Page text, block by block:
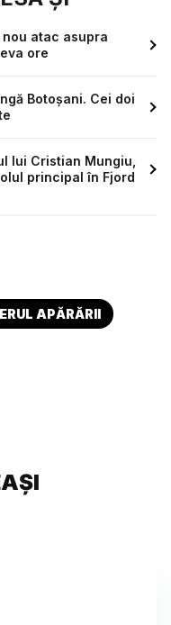
nou atac asupra
ore
Botoșani. Cei doi
lui Cristian Mungiu,
principal în Fjord
APĂRĂRII